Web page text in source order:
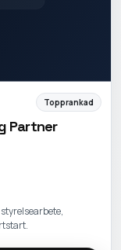
Topprankad
Partner